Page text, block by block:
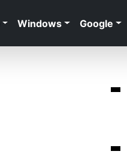
Windows Google